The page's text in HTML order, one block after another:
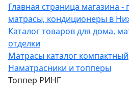
Главная страница магазина
матрасы, кондиционеры в
Каталог товаров для дома,
отделки
Матрасы каталог компактный
Наматрасники и топперы
Топпер РИНГ